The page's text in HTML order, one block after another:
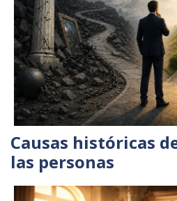
Causas históricas
las personas